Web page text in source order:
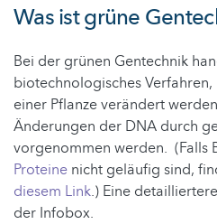
Was ist grüne
Bei der grünen Gentechnik
biotechnologisches
einer Pflanze verändert
Änderungen der DNA durch
vorgenommen werden. (Falls
Proteine nicht geläufig sind,
diesem Link.) Eine
der Infobox.